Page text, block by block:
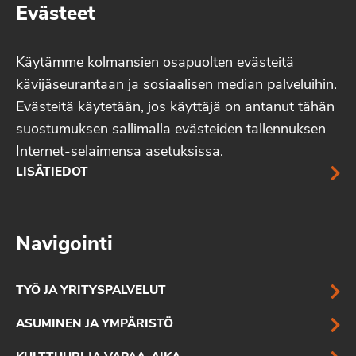
Evästeet
Käytämme kolmansien osapuolten evästeitä
kävijäseurantaan ja sosiaalisen median palveluihin.
Evästeitä käytetään, jos käyttäjä on antanut tähän
suostumuksen sallimalla evästeiden tallennuksen
Internet-selaimensa asetuksissa.
LISÄTIEDOT
Navigointi
TYÖ JA YRITYSPALVELUT
ASUMINEN JA YMPÄRISTÖ